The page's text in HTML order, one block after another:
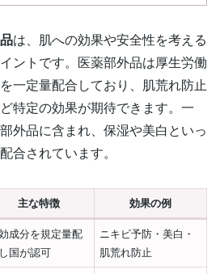
は、肌への効果や安全性を考える
ントです。医薬部外品は厚生労働
一定量配合しており、肌荒れ防止
特定の効果が期待できます。一
外品に含まれ、保湿や美白といっ
合されています。
主な特徴 効果の例
成分を規定量配
国が認可
ニキビ予防・美白・
肌荒れ防止